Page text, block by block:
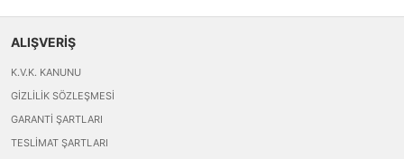
ALIŞVERİŞ
K.V.K. KANUNU
GIZLILIK SÖZLEŞMESI
GARANTI ŞARTLARI
TESLIMAT ŞARTLARI